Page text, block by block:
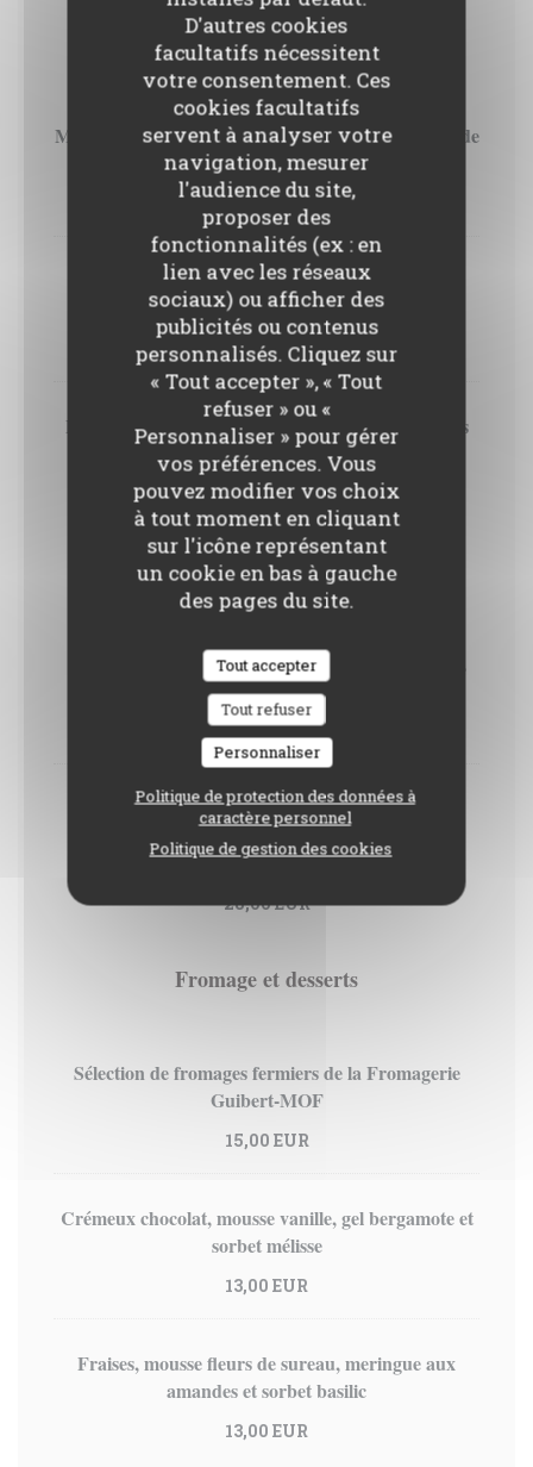
D'autres cookies
facultatifs nécessitent
votre consentement. Ces
cookies facultatifs
servent à analyser votre
navigation, mesurer
l'audience du site,
proposer des
fonctionnalités (ex : en
lien avec les réseaux
sociaux) ou afficher des
publicités ou contenus
personnalisés. Cliquez sur
« Tout accepter », « Tout
refuser » ou «
Personnaliser » pour gérer
vos préférences. Vous
pouvez modifier vos choix
à tout moment en cliquant
sur l'icône représentant
un cookie en bas à gauche
des pages du site.
Tout accepter
Tout refuser
Personnaliser
Politique de protection des données à
caractère personnel
Politique de gestion des cookies
Entrées
Mousse de fromage frais, tomates charnues, coulis de
poivrons, pignons de pin et tagète
14,00 EUR
Caviar d’artichaut, olives noires, fenouil, oignon
rouge et graines caramélisées
14,00 EUR
Foie gras mi-cuit, compote pomme/passion, pickles
d’échalotes et sarrasin soufflé (+8€)
14,00 EUR
Plats
Retour de pêche, petit épeautre, courgettes, radis,
citron confit et beurre au piment fumé
28,00 EUR
Viande du moment, mousseline de petits pois,
carottes, haricots verts et pickles de graines de
moutarde
28,00 EUR
Fromage et desserts
Sélection de fromages fermiers de la Fromagerie
Guibert-MOF
15,00 EUR
Crémeux chocolat, mousse vanille, gel bergamote et
sorbet mélisse
13,00 EUR
Fraises, mousse fleurs de sureau, meringue aux
amandes et sorbet basilic
13,00 EUR